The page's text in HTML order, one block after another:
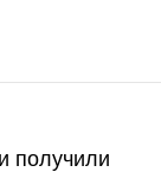
получили